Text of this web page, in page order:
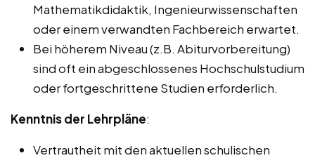
Mathematikdidaktik, Ingenieurwissenschaften
oder einem verwandten Fachbereich erwartet.
Bei höherem Niveau (z.B. Abiturvorbereitung)
sind oft ein abgeschlossenes Hochschulstudium
oder fortgeschrittene Studien erforderlich.
Kenntnis der Lehrpläne:
Vertrautheit mit den aktuellen schulischen